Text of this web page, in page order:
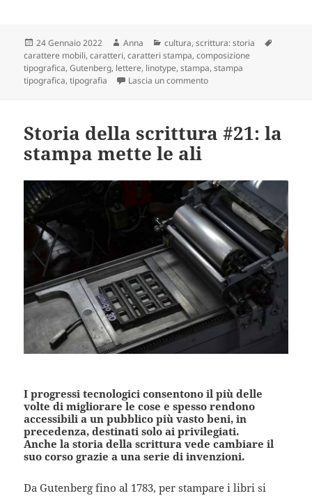
Scritto
il
24 Gennaio 2022 Autore
Anna Categorie
cultura,scrittura: storia
carattere mobili,caratteri,caratteri stampa,composizione
tipografica,Gutenberg, lettere, linotype,stampa,stampa
tipografica,tipografia Lascia un commentosu Storia della scrittura
Storia della scrittura #21: la
stampa mette le ali
I progressi tecnologici consentono il più delle
volte di migliorare le cose e spesso rendono
accessibili a un pubblico più vasto beni, in
precedenza, destinati solo ai privilegiati.
Anche la storia della scrittura vede cambiare il
suo corso grazie a una serie di invenzioni.
Da Gutenberg fino al 1783, per stampare i libri si